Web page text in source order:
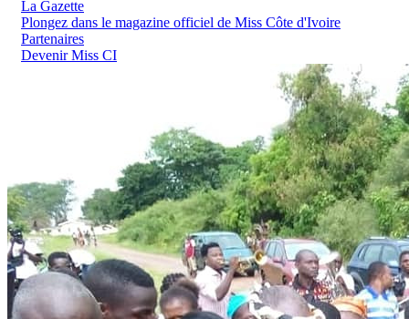
La Gazette
Plongez dans le magazine officiel de Miss Côte d'Ivoire
Partenaires
Devenir Miss CI